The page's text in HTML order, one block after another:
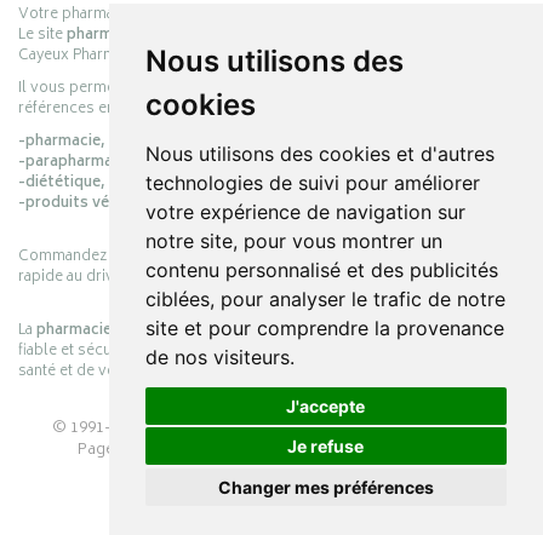
Nous utilisons des
cookies
Nous utilisons des cookies et d'autres
technologies de suivi pour améliorer
votre expérience de navigation sur
notre site, pour vous montrer un
contenu personnalisé et des publicités
ciblées, pour analyser le trafic de notre
site et pour comprendre la provenance
de nos visiteurs.
J'accepte
Je refuse
Changer mes préférences
Votre pharmacie en ligne :
Le sitepharmacie-cayeux.fr
Cayeux Pharmabest Berck-sur-Mer – Rang-du-Fliers.
Il vous permet de réaliser vos achats en ligne parmi des milliers de
références en :
-pharmacie,
-parapharmacie,
-diététique,
-produits vétérinaires.
Commandez simplement vos produits en ligne et choisissez le retrait
rapide au drive ou la livraison à domicile, en toute simplicité.
Lapharmacie Cayeuxs’engage à vous offrir une expérience pratique,
fiable et sécurisée, en officine comme en ligne, au service de votre
santé et de votre bien-être.
© 1991-2026PHARMACIE CAYEUX– Tous droits réservés –
Page mise à jour le 03/08/2026 –Pharmacie en ligne
Apotekisto